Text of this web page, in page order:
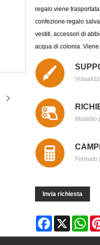
regalo viene
confezione regalo
vestiti, accessori di
acqua di colonia.
Modello
Formato
Invia richiesta
Facebook